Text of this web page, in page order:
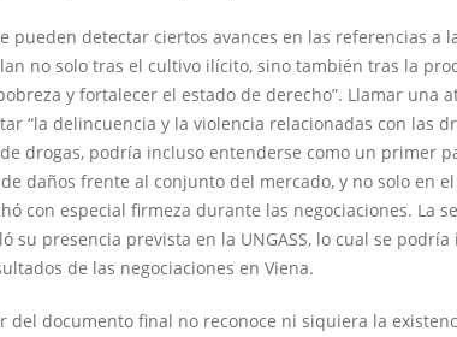
pueden detectar ciertos avances en las referencias a
no solo tras el cultivo ilícito, sino también tras la
y fortalecer el estado de derecho”. Llamar una
“la delincuencia y la violencia relacionadas con las
drogas, podría incluso entenderse como un primer
daños frente al conjunto del mercado, y no solo en
con especial firmeza durante las negociaciones. La
su presencia prevista en la UNGASS, lo cual se
de las negociaciones en Viena.
del documento final no reconoce ni siquiera la